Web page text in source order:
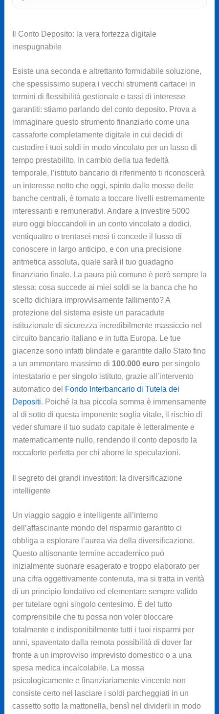
Il Conto Deposito: la vera fortezza digitale
inespugnabile
Esiste una seconda e altrettanto formidabile soluzione,
che spessissimo supera i vecchi strumenti cartacei in
termini di flessibilità gestionale e tassi di interesse
garantiti: stiamo parlando del conto deposito. Prova a
immaginare questo strumento finanziario come una
cassaforte completamente digitale in cui decidi di
custodire i tuoi soldi in modo vincolato per un lasso di
tempo prestabilito. In cambio della tua fedeltà
temporale, l’istituto bancario di riferimento ti riconoscerà
un interesse netto che oggi, spinto dalle mosse delle
banche centrali, è tornato a toccare livelli estremamente
interessanti e remunerativi. Andare a investire 5000
euro oggi bloccandoli in un conto vincolato a dodici,
ventiquattro o trentasei mesi ti concede il lusso di
conoscere in largo anticipo, e con una precisione
aritmetica assoluta, quale sarà il tuo guadagno
finanziario finale. La paura più comune è però sempre la
stessa: cosa succede ai miei soldi se la banca che ho
scelto dichiara improvvisamente fallimento? A
protezione del sistema esiste un paracadute
istituzionale di sicurezza incredibilmente massiccio nel
circuito bancario italiano e in tutta Europa. Le tue
giacenze sono infatti blindate e garantite dallo Stato fino
a un ammontare massimo di 100.000 euro per singolo
intestatario e per singolo istituto, grazie all’intervento
automatico del
Fondo Interbancario di Tutela dei
Depositi. Poiché la tua piccola somma è immensamente
al di sotto di questa imponente soglia vitale, il rischio di
veder sfumare il tuo sudato capitale è letteralmente e
matematicamente nullo, rendendo il conto deposito la
roccaforte perfetta per chi aborre le speculazioni.
Il segreto dei grandi investitori: la diversificazione
intelligente
Un viaggio saggio e intelligente all’interno
dell’affascinante mondo del risparmio garantito ci
obbliga a esplorare l’aurea via della diversificazione.
Questo altisonante termine accademico può
inizialmente suonare esagerato e troppo elaborato per
una cifra oggettivamente contenuta, ma si tratta in verità
di un principio fondativo ed elementare sempre valido
per tutelare ogni singolo centesimo. È del tutto
comprensibile che tu possa non voler bloccare
totalmente e indisponibilmente tutti i tuoi risparmi per
anni, spaventato dalla remota possibilità di dover far
fronte a un improvviso imprevisto domestico o a una
spesa medica incalcolabile. La mossa
psicologicamente e finanziariamente vincente non
consiste certo nel lasciare i soldi parcheggiati in un
cassetto sotto la mattonella, bensì nel dividerli in modo